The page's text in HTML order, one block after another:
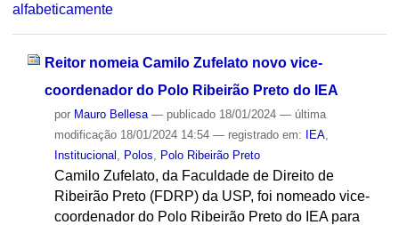
alfabeticamente
Reitor nomeia Camilo Zufelato novo vice-
coordenador do Polo Ribeirão Preto do IEA
por Mauro Bellesa — publicado18/01/2024 — última
modificação18/01/2024 14:54 — registrado em: IEA,
Institucional
Polos Polo Ribeirão Preto
Camilo Zufelato, da Faculdade de Direito de
Ribeirão Preto (FDRP) da USP, foi nomeado vice-
coordenador do Polo Ribeirão Preto do IEA para